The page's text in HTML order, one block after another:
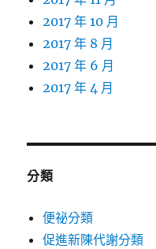
2017 年 10 月
2017 年 8 月
2017 年 6 月
2017 年 4 月
分類
便祕分類
促進新陳代謝分類